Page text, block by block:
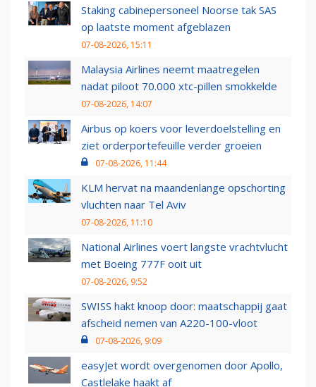
Staking cabinepersoneel Noorse tak SAS
op laatste moment afgeblazen
07-08-2026, 15:11
Malaysia Airlines neemt maatregelen
nadat piloot 70.000 xtc-pillen smokkelde
07-08-2026, 14:07
Airbus op koers voor leverdoelstelling en
ziet orderportefeuille verder groeien
07-08-2026, 11:44
KLM hervat na maandenlange opschorting
vluchten naar Tel Aviv
07-08-2026, 11:10
National Airlines voert langste vrachtvlucht
met Boeing 777F ooit uit
07-08-2026, 9:52
SWISS hakt knoop door: maatschappij gaat
afscheid nemen van A220-100-vloot
07-08-2026, 9:09
easyJet wordt overgenomen door Apollo,
Castlelake haakt af